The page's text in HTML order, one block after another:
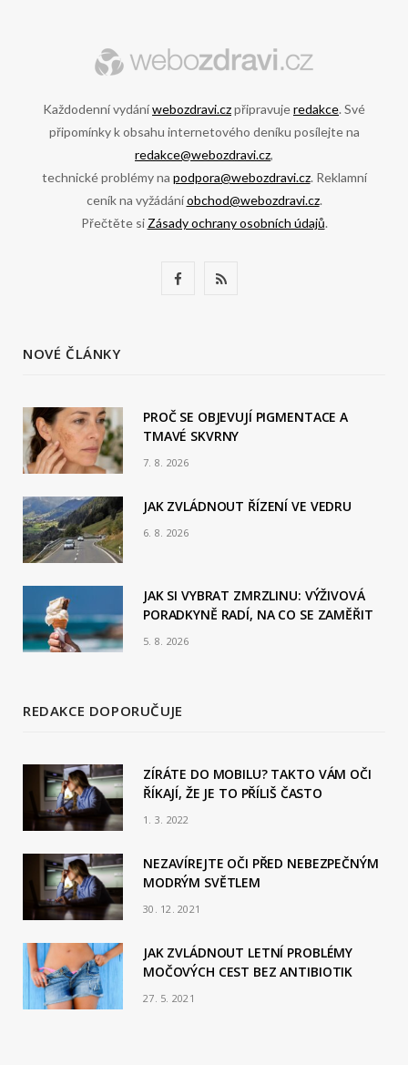
Každodenní vydáníwebozdravi.czpřipravujeredakce. Své
připomínky k obsahu internetového deníku posílejte na
redakce@webozdravi.cz,
technické problémy na podpora@webozdravi.cz. Reklamní
ceník na vyžádáníobchod@webozdravi.cz.
Přečtěte si Zásady ochrany osobních údajů.
b
o
k
R
NOVÉ ČLÁNKY
PROČ SE OBJEVUJÍ PIGMENTACE A
TMAVÉ SKVRNY
7. 8. 2026
JAK ZVLÁDNOUT ŘÍZENÍ VE VEDRU
6. 8. 2026
JAK SI VYBRAT ZMRZLINU: VÝŽIVOVÁ
PORADKYNĚ RADÍ, NA CO SE ZAMĚŘIT
5. 8. 2026
REDAKCE DOPORUČUJE
ZÍRÁTE DO MOBILU? TAKTO VÁM OČI
ŘÍKAJÍ, ŽE JE TO PŘÍLIŠ ČASTO
1. 3. 2022
NEZAVÍREJTE OČI PŘED NEBEZPEČNÝM
MODRÝM SVĚTLEM
30. 12. 2021
JAK ZVLÁDNOUT LETNÍ PROBLÉMY
MOČOVÝCH CEST BEZ ANTIBIOTIK
27. 5. 2021